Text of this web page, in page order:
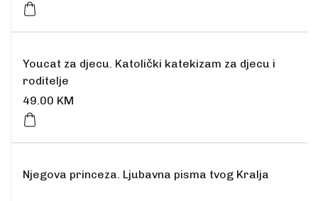
Youcat za djecu. Katolički katekizam za djecu i
roditelje
49.00 KM
Njegova princeza. Ljubavna pisma tvog Kralja